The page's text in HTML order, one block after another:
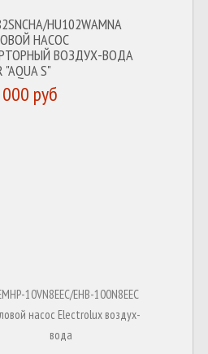
HU102WAMNA
НАСОС
ВОЗДУХ-ВОДА
"AQUA S"
руб